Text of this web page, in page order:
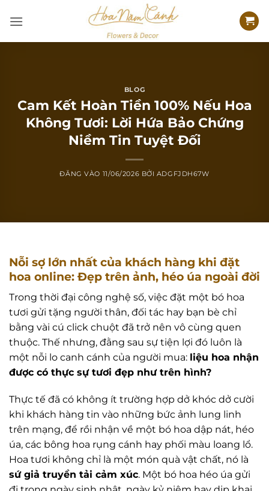
qua
BLOG
Cam Kết Hoàn Tiền 100% Nếu Hoa
Không Tươi: Lời Hứa Bảo Chứng
Niềm Tin Tuyệt Đối
ĐĂNG VÀO 11/06/2026 BỞI ADGFJDH67W
Nỗi sợ lớn nhất của khách hàng khi đặt
hoa online: Đẹp trên ảnh, héo úa ngoài đời
Trong thời đại công nghệ số, việc đặt một bó hoa
tươi gửi tặng người thân, đối tác hay bạn bè chỉ
bằng vài cú click chuột đã trở nên vô cùng quen
thuộc. Thế nhưng, đằng sau sự tiện lợi đó luôn là
một nỗi lo canh cánh của người mua: liệu hoa nhận
được có thực sự tươi đẹp như trên hình?
Thực tế đã có không ít trường hợp dở khóc dở cười
khi khách hàng tin vào những bức ảnh lung linh
trên mạng, để rồi nhận về một bó hoa dập nát, héo
úa, các bông hoa rụng cánh hay phối màu loang lổ.
Hoa tươi không chỉ là một món quà vật chất, nó là
sứ giả truyền tải cảm xúc. Một bó hoa héo úa gửi